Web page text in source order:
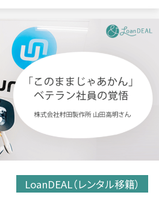
LoanDEAL（レンタル移籍）